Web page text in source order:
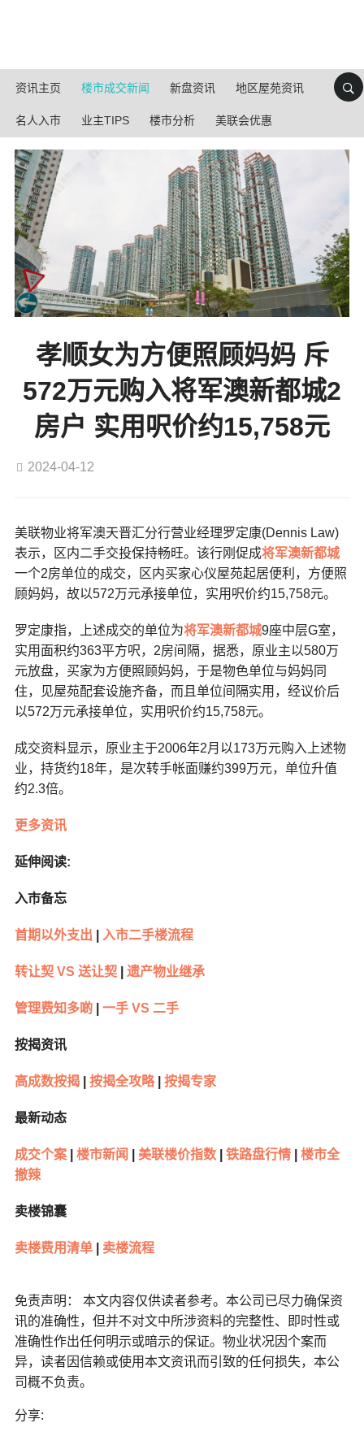
资讯主页 楼市成交新闻 新盘资讯 地区屋苑资讯
名人入市 业主TIPS 楼市分析 美联会优惠
孝顺女为方便照顾妈妈 斥
572万元购入将军澳新都城2
房户 实用呎价约15,758元
2024-04-12
美联物业将军澳天晋汇分行营业经理罗定康(Dennis Law)
表示，区内二手交投保持畅旺。该行刚促成将军澳新都城
一个2房单位的成交，区内买家心仪屋苑起居便利，方便照
顾妈妈，故以572万元承接单位，实用呎价约15,758元。
罗定康指，上述成交的单位为将军澳新都城9座中层G室，
实用面积约363平方呎，2房间隔，据悉，原业主以580万
元放盘，买家为方便照顾妈妈，于是物色单位与妈妈同
住，见屋苑配套设施齐备，而且单位间隔实用，经议价后
以572万元承接单位，实用呎价约15,758元。
成交资料显示，原业主于2006年2月以173万元购入上述物
业，持货约18年，是次转手帐面赚约399万元，单位升值
约2.3倍。
更多资讯
延伸阅读:
入市备忘
首期以外支出 入市二手楼流程
转让契 VS 送让契| 遗产物业继承
管理费知多啲| 一手 VS 二手
按揭资讯
高成数按揭| 按揭全攻略| 按揭专家
最新动态
成交个案| 楼市新闻 美联楼价指数| 铁路盘行情|
楼市全
撤辣
卖楼锦囊
卖楼费用清单| 卖楼流程
免责声明： 本文内容仅供读者参考。本公司已尽力确保资
讯的准确性，但并不对文中所涉资料的完整性、即时性或
准确性作出任何明示或暗示的保证。物业状况因个案而
异，读者因信赖或使用本文资讯而引致的任何损失，本公
司概不负责。
分享: